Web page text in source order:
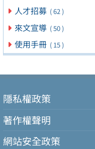
人才招募 ( 62 )
來文宣導 ( 50 )
使用手冊 ( 15 )
隱私權政策
著作權聲明
網站安全政策